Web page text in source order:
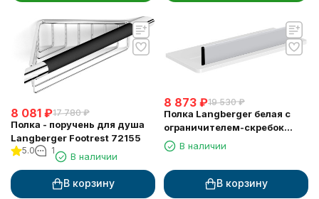
8 081 ₽17 780 ₽
Полка - поручень для душа
Langberger Footrest 72155
5.0 1
В наличии
В корзину
8 873 ₽19 530 ₽
Полка Langberger белая с
ограничителем-скребок
73351-WH
В наличии
В корзину